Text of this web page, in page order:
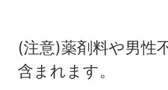
(注意)薬剤料や男性
含まれます。